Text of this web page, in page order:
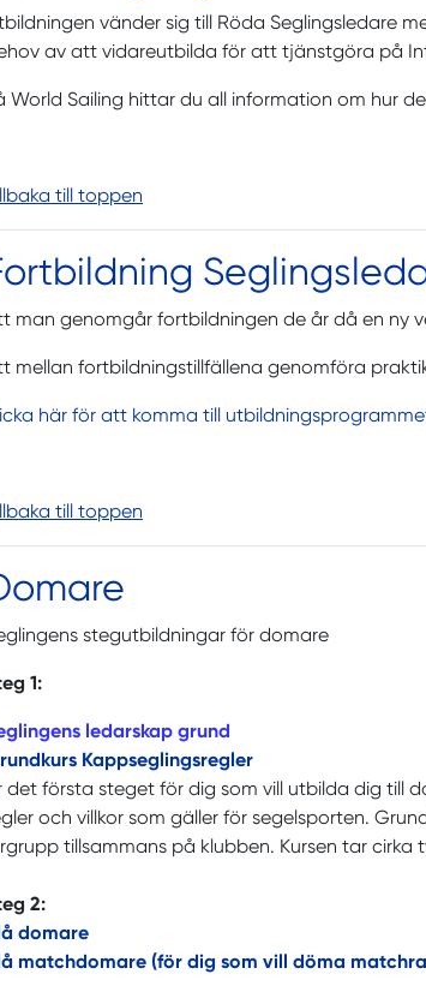
vänder sig till Röda Seglingsledare
av att vidareutbilda för att tjänstgöra på
World Sailing hittar du all information om hur
till toppen
man genomgår fortbildningen de år då en ny
mellan fortbildningstillfällena genomföra
här för att komma till
till toppen
stegutbildningar för domare
1:
ledarskap grund
Kappseglingsregler
det första steget för dig som vill utbilda dig till
och villkor som gäller för segelsporten.
tillsammans på klubben. Kursen tar
2:
domare
matchdomare (för dig som vill döma